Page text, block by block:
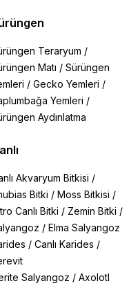
Teraryum /
Matı / Sürüngen
/ Gecko Yemleri /
Yemleri /
Aydınlatma
Akvaryum Bitkisi /
Bitki / Moss Bitkisi /
Canlı Bitki / Zemin Bitki /
/ Elma Salyangoz
/ Canlı Karides /
Salyangoz / Axolotl